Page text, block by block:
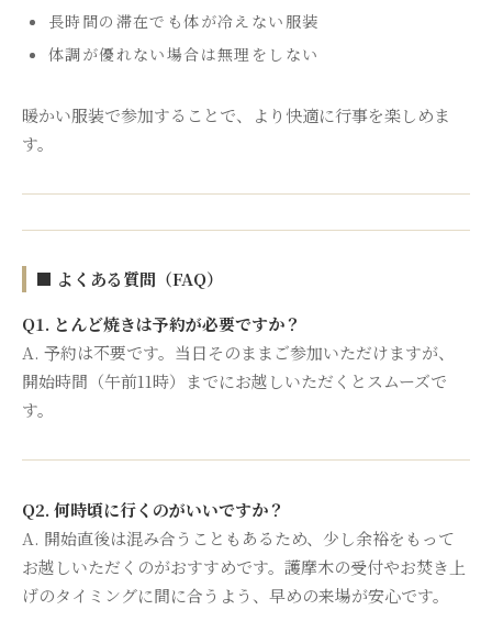
長時間の滞在でも体が冷えない服装
体調が優れない場合は無理をしない
暖かい服装で参加することで、より快適に行事を楽しめま
す。
■ よくある質問（FAQ）
Q1. とんど焼きは予約が必要ですか？
A. 予約は不要です。当日そのままご参加いただけますが、
開始時間（午前11時）までにお越しいただくとスムーズで
す。
Q2. 何時頃に行くのがいいですか？
A. 開始直後は混み合うこともあるため、少し余裕をもって
お越しいただくのがおすすめです。護摩木の受付やお焚き上
げのタイミングに間に合うよう、早めの来場が安心です。